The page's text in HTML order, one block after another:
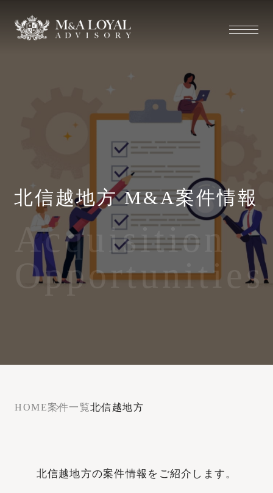
Acquisition
Opportunities
北信越地方 M&A案件情報
HOME案件一覧北信越地方
北信越地方の案件情報をご紹介します。